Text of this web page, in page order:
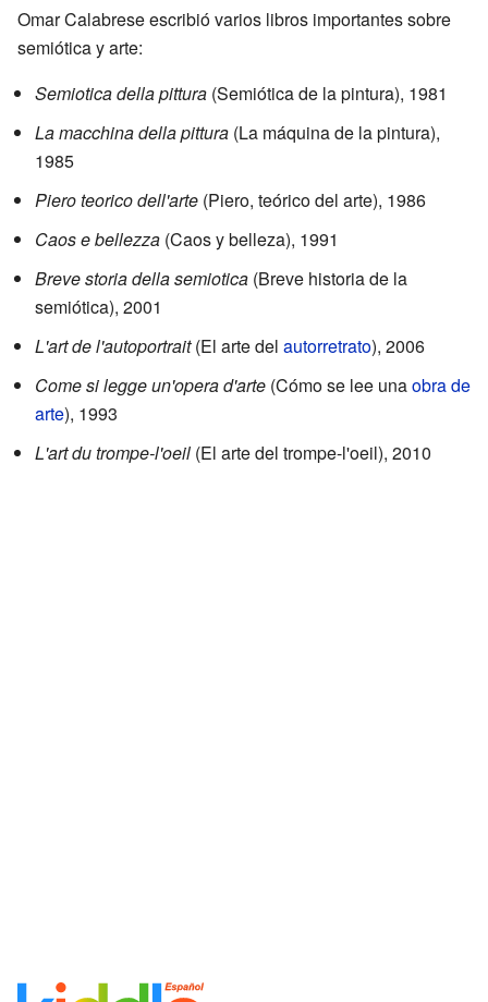
Omar Calabrese escribió varios libros importantes sobre
semiótica y arte:
Semiotica della pittura (Semiótica de la pintura), 1981
La macchina della pittura (La máquina de la pintura),
1985
Piero teorico dell'arte (Piero, teórico del arte), 1986
Caos e bellezza (Caos y belleza), 1991
Breve storia della semiotica (Breve historia de la
semiótica), 2001
L'art de l'autoportrait(El arte del autorretrato), 2006
Come si legge un'opera d'arte (Cómo se lee unaobra de
arte), 1993
L'art du trompe-l'oeil (El arte del trompe-l'oeil), 2010